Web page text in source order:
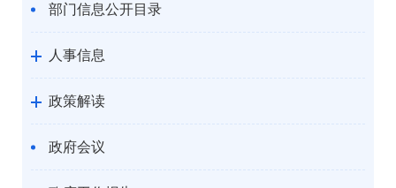
部门信息公开目录
人事信息
政策解读
政府会议